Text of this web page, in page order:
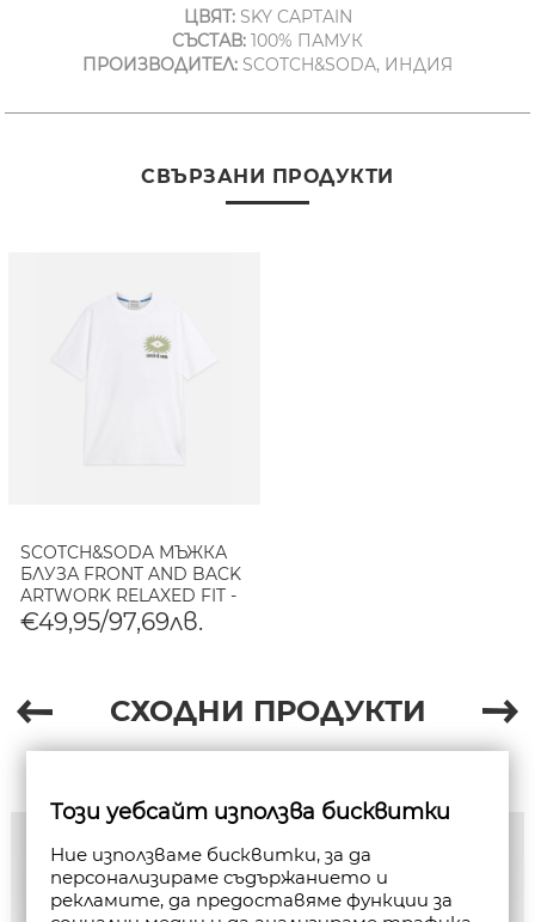
ЦВЯТ:SKY CAPTAIN
СЪСТАВ: 100% ПАМУК
ПРОИЗВОДИТЕЛ: SCOTCH&SODA, ИНДИЯ
СВЪРЗАНИ ПРОДУКТИ
SCOTCH&SODA МЪЖКА
БЛУЗА FRONT AND BACK
ARTWORK RELAXED FIT -
BRIGHT WHITE
€49,95/97,69лв.
СХОДНИ ПРОДУКТИ
Този уебсайт използва бисквитки
Ние използваме бисквитки, за да
персонализираме съдържанието и
рекламите, да предоставяме функции за